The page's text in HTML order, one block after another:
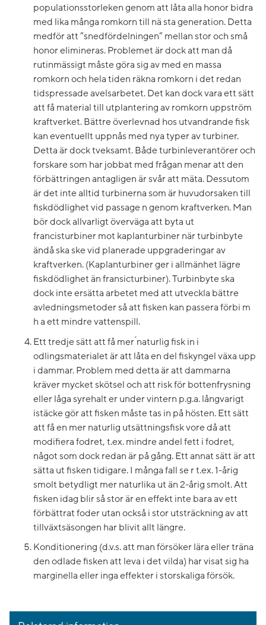
populationsstorleken genom att låta alla honor bidra
med lika många romkorn till nä sta generation. Detta
medför att ”snedfördelningen” mellan stor och små
honor elimineras. Problemet är dock att man då
rutinmässigt måste göra sig av med en massa
romkorn och hela tiden räkna romkorn i det redan
tidspressade avelsarbetet. Det kan dock vara ett sätt
att få material till utplantering av romkorn uppström
kraftverket. Bättre överlevnad hos utvandrande fisk
kan eventuellt uppnås med nya typer av turbiner.
Detta är dock tveksamt. Både turbinleverantörer och
forskare som har jobbat med frågan menar att den
förbättringen antagligen är svår att mäta. Dessutom
är det inte alltid turbinerna som är huvudorsaken till
fiskdödlighet vid passage n genom kraftverken. Man
bör dock allvarligt överväga att byta ut
francisturbiner mot kaplanturbiner när turbinbyte
ändå ska ske vid planerade uppgraderingar av
kraftverken. (Kaplanturbiner ger i allmänhet lägre
fiskdödlighet än fransicturbiner). Turbinbyte ska
dock inte ersätta arbetet med att utveckla bättre
avledningsmetoder så att fisken kan passera förbi m
h a ett mindre vattenspill.
Ett tredje sätt att få mer ́naturlig fisk in i
odlingsmaterialet är att låta en del fiskyngel växa upp
i dammar. Problem med detta är att dammarna
kräver mycket skötsel och att risk för bottenfrysning
eller låga syrehalt er under vintern p.g.a. långvarigt
istäcke gör att fisken måste tas in på hösten. Ett sätt
att få en mer naturlig utsättningsfisk vore då att
modifiera fodret, t.ex. mindre andel fett i fodret,
något som dock redan är på gång. Ett annat sätt är att
sätta ut fisken tidigare. I många fall se r t.ex. 1-årig
smolt betydligt mer naturlika ut än 2-årig smolt. Att
fisken idag blir så stor är en effekt inte bara av ett
förbättrat foder utan också i stor utsträckning av att
tillväxtsäsongen har blivit allt längre.
Konditionering (d.v.s. att man försöker lära eller träna
den odlade fisken att leva i det vilda) har visat sig ha
marginella eller inga effekter i storskaliga försök.